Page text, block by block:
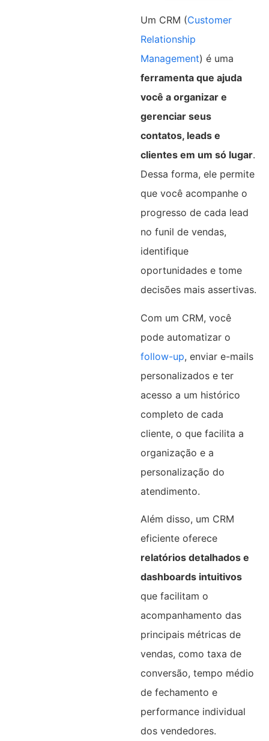
Um CRM (Customer
Relationship
Management) é uma
ferramenta que ajuda
você a organizar e
gerenciar seus
contatos, leads e
clientes em um só lugar.
Dessa forma, ele permite
que você acompanhe o
progresso de cada lead
no funil de vendas,
identifique
oportunidades e tome
decisões mais assertivas.
Com um CRM, você
pode automatizar o
follow-up, enviar e-mails
personalizados e ter
acesso a um histórico
completo de cada
cliente, o que facilita a
organização e a
personalização do
atendimento.
Além disso, um CRM
eficiente oferece
relatórios detalhados e
dashboards intuitivos
que facilitam o
acompanhamento das
principais métricas de
vendas, como taxa de
conversão, tempo médio
de fechamento e
performance individual
dos vendedores.